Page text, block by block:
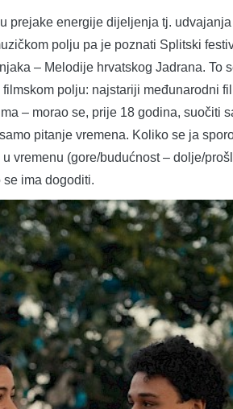
energije dijeljenja tj. udvajanja
polju pa je poznati Splitski
– Melodije hrvatskog Jadrana. To
polju: najstariji međunarodni
– morao se, prije 18 godina, suočiti
pitanje vremena. Koliko se ja
vremenu (gore/budućnost – dolje/
se ima dogoditi.